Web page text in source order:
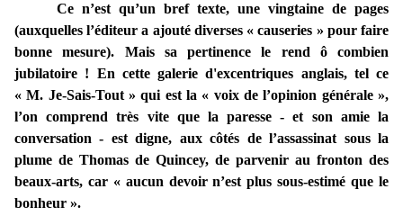
Ce n’est qu’un bref texte, une vingtaine de pages
(auxquelles l’éditeur a ajouté diverses « causeries » pour faire
bonne mesure). Mais sa pertinence le rend ô combien
jubilatoire ! En cette galerie d'excentriques anglais, tel ce
« M. Je-Sais-Tout » qui est la « voix de l’opinion générale »,
l’on comprend très vite que la paresse - et son amie la
conversation - est digne, aux côtés de l’assassinat sous la
plume de Thomas de Quincey, de parvenir au fronton des
beaux-arts, car « aucun devoir n’est plus sous-estimé que le
bonheur ».